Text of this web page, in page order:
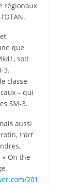
régionaux
que
soit
3.
classe
– qui
SM-3.
aussi
L’art
« On the
,
​2​0​1​